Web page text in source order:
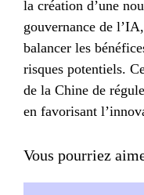
la création d’une
gouvernance de
balancer les
risques potentiels.
de la Chine de
en favorisant
Vous pourriez